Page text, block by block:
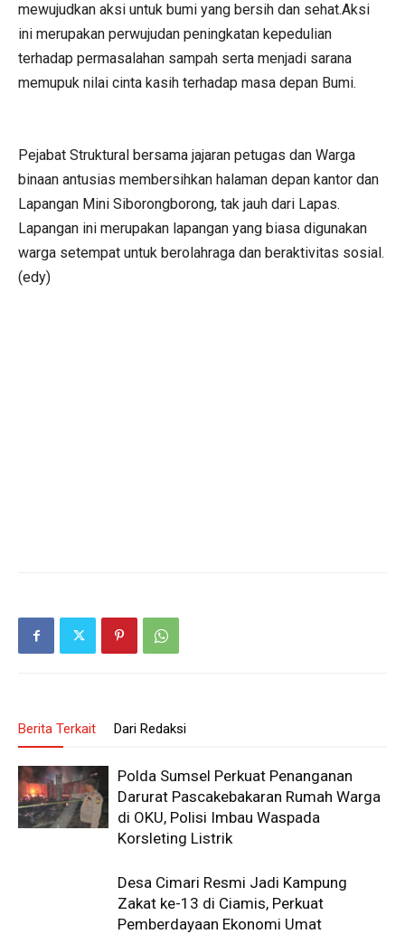
mewujudkan aksi untuk bumi yang bersih dan sehat.Aksi
ini merupakan perwujudan peningkatan kepedulian
terhadap permasalahan sampah serta menjadi sarana
memupuk nilai cinta kasih terhadap masa depan Bumi.
Pejabat Struktural bersama jajaran petugas dan Warga
binaan antusias membersihkan halaman depan kantor dan
Lapangan Mini Siborongborong, tak jauh dari Lapas.
Lapangan ini merupakan lapangan yang biasa digunakan
warga setempat untuk berolahraga dan beraktivitas sosial.
(edy)
Berita Terkait Dari Redaksi
Polda Sumsel Perkuat Penanganan
Darurat Pascakebakaran Rumah Warga
di OKU, Polisi Imbau Waspada
Korsleting Listrik
Desa Cimari Resmi Jadi Kampung
Zakat ke-13 di Ciamis, Perkuat
Pemberdayaan Ekonomi Umat